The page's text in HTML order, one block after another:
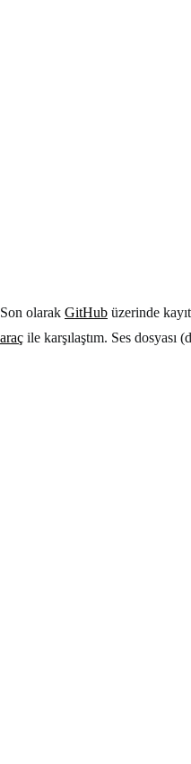
Son olarak GitHub üzerinde
araç ile karşılaştım. Ses dosyası